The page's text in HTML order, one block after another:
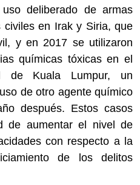
deliberado de armas
civiles en Irak y Siria, que
y en 2017 se utilizaron
químicas tóxicas en el
de Kuala Lumpur, un
de otro agente químico
después. Estos casos
de aumentar el nivel de
con respecto a la
de los delitos